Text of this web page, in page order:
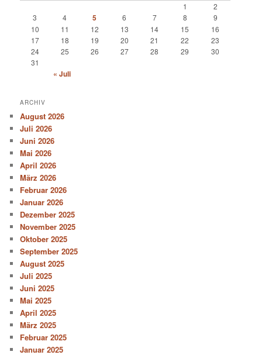
1
2
3
4 5 6 7 8
9
10
11 12 13 14 15
16
17
18 19 20 21 22
23
24
25 26 27 28 29
30
31
« Juli
ARCHIV
August 2026
Juli 2026
Juni 2026
Mai 2026
April 2026
März 2026
Februar 2026
Januar 2026
Dezember 2025
November 2025
Oktober 2025
September 2025
August 2025
Juli 2025
Juni 2025
Mai 2025
April 2025
März 2025
Februar 2025
Januar 2025